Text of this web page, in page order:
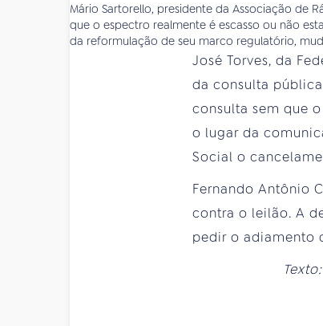
Mário Sartorello, presidente da Associação de
que o espectro realmente é escasso ou não
da reformulação de seu marco regulatório,
José Torves, da
da consulta
consulta sem que
o lugar da
Social o
Fernando Antônio
contra o leilão. A
pedir o adiamento